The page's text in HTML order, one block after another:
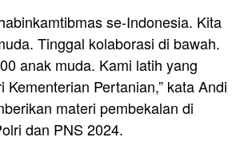
se-Indonesia. Kita
Tinggal kolaborasi di bawah.
anak muda. Kami latih yang
Kementerian Pertanian,” kata Andi
materi pembekalan di
dan PNS 2024.